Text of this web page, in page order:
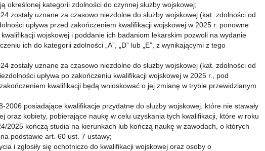
określonej kategorii zdolności do czynnej służby wojskowej;
zostały uznane za czasowo niezdolne do służby wojskowej (kat. zdolności od
upływa przed zakończeniem kwalifikacji wojskowej w 2025 r. ponowne
wojskowej i poddanie ich badaniom lekarskim pozwoli na wydanie
ich do kategorii zdolności „A”, „D” lub „E”, z wynikającymi z tego
zostały uznane za czasowo niezdolne do służby wojskowej (kat. zdolności od
upływa po zakończeniu kwalifikacji wojskowej w 2025 r., pod
kwalifikacji będą wnioskować o jej zmianę w trybie przewidzianym
2006 posiadające kwalifikacje przydatne do służby wojskowej, które nie stawały
oraz kobiety, pobierające naukę w celu uzyskania tych kwalifikacji, które w roku
2025 kończą studia na kierunkach lub kończą naukę w zawodach, o których
podstawie art. 60 ust. 7 ustawy;
i zgłosiły się ochotniczo do kwalifikacji wojskowej oraz osoby o